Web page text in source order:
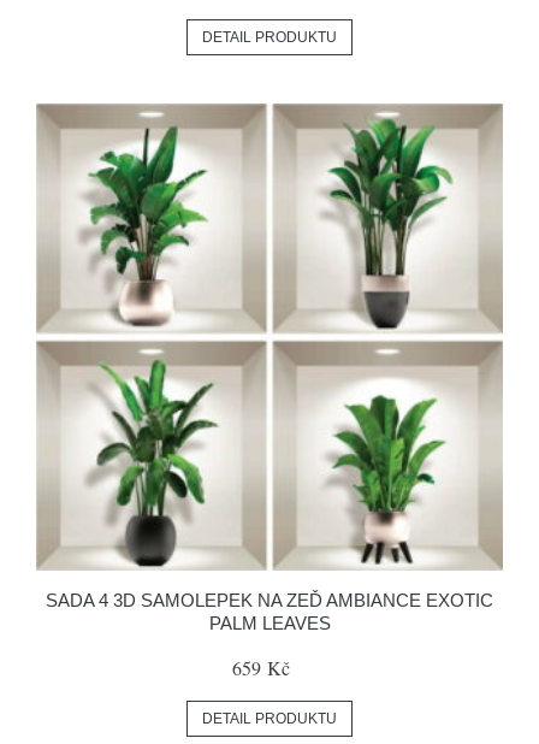
DETAIL PRODUKTU
SADA 4 3D SAMOLEPEK NA ZEĎ AMBIANCE EXOTIC
PALM LEAVES
659 Kč
DETAIL PRODUKTU